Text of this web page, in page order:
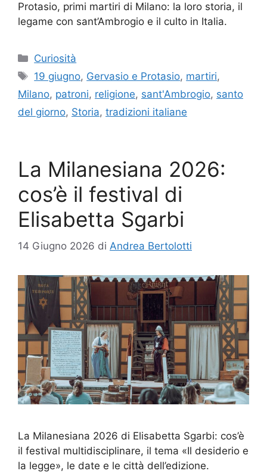
Protasio, primi martiri di Milano: la loro storia, il
legame con sant’Ambrogio e il culto in Italia.
Categorie
Curiosità
Tag
19 giugno, Gervasio e Protasio, martiri,
Milano, patroni, religione, sant'Ambrogio, santo
del giorno, Storia, tradizioni italiane
La Milanesiana 2026:
cos’è il festival di
Elisabetta Sgarbi
14 Giugno 2026 di Andrea Bertolotti
La Milanesiana 2026 di Elisabetta Sgarbi: cos’è
il festival multidisciplinare, il tema «Il desiderio e
la legge», le date e le città dell’edizione.